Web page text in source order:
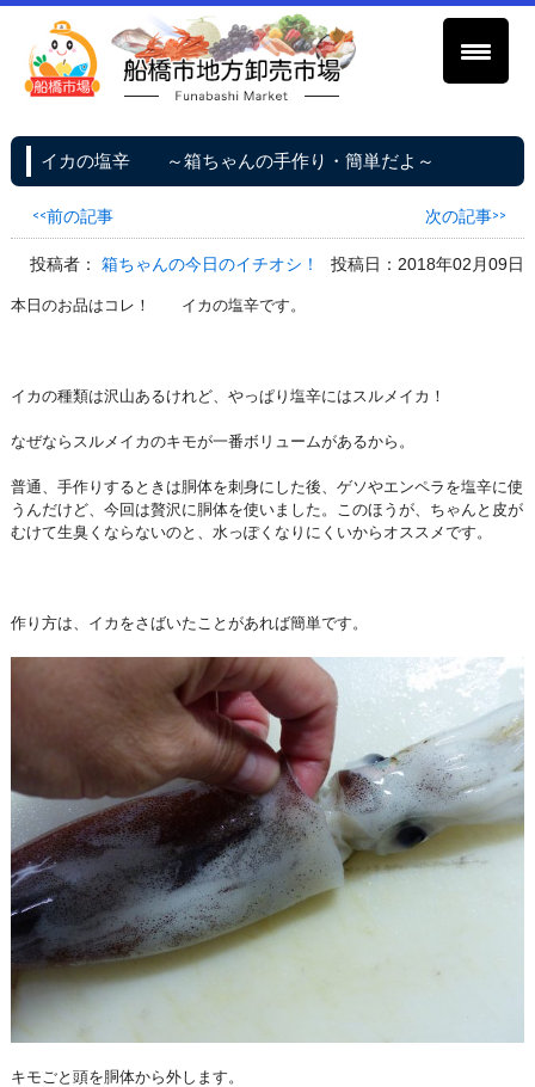
イカの塩辛 ～箱ちゃんの手作り・簡単だよ～
<<前の記事 次の記事>>
投稿者：箱ちゃんの今日のイチオシ！ 投稿日：2018年02月09日
本日のお品はコレ！ イカの塩辛です。
イカの種類は沢山あるけれど、やっぱり塩辛にはスルメイカ！
なぜならスルメイカのキモが一番ボリュームがあるから。
普通、手作りするときは胴体を刺身にした後、ゲソやエンペラを塩辛に使
うんだけど、今回は贅沢に胴体を使いました。このほうが、ちゃんと皮が
むけて生臭くならないのと、水っぽくなりにくいからオススメです。
作り方は、イカをさばいたことがあれば簡単です。
キモごと頭を胴体から外します。